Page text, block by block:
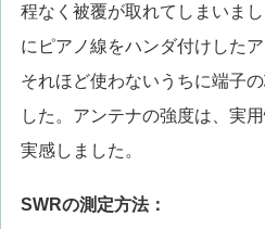
程なく被覆が取れてしまいま
にピアノ線をハンダ付けした
それほど使わないうちに端子
した。アンテナの強度は、実
実感しました。
SWRの測定方法：